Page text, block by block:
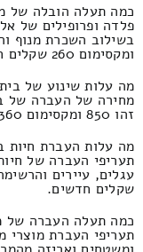
כמה תעלה הובלה של
פלדה ופרופילים של
ומקסימום 260 שקלים חדשים.
מה עלות שינוע של
מחירה של העברה של
זהו 850 ומקסימום 360 שקל חדש.
מה עלות העברת חיות
תעריפי העברה של
שקלים חדשים.
כמה תעלה העברה של
תעריפי העברת מוצרי